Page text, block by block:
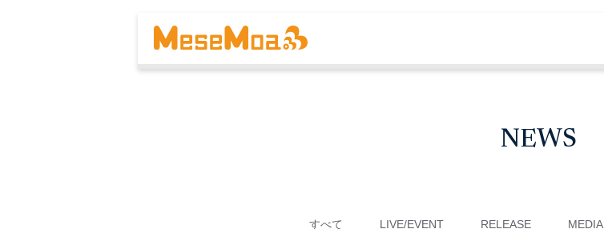
NEWS
すべて LIVE/EVENT RELEASE MEDIA